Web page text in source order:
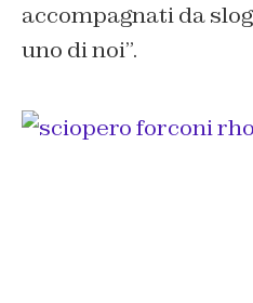
accompagnati da
uno di noi”.